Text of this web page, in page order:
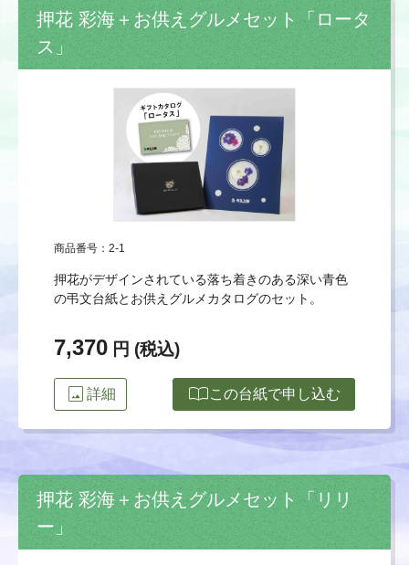
押花 彩海＋お供えグルメセット「ロータ
ス」
商品番号：2-1
押花がデザインされている落ち着きのある深い青色
の弔文台紙とお供えグルメカタログのセット。
7,370 円 (税込)
image 詳細 import_contactsこの台紙で申し込む
押花 彩海＋お供えグルメセット「リリ
ー」